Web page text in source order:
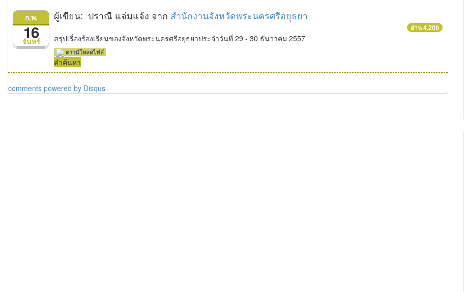
จันทร์
ก.พ.
16
ผู้เขียน: ปราณี แจ่มแจ้ง จาก สำนักงานจังหวัดพระนครศรีอยุธยา
อ่าน 4,200
สรุปเรื่องร้องเรียนของจังหวัดพระนครศรีอยุธยาประจำวันที่ 29 - 30 ธันวาคม 2557
ดาวน์โหลดไฟล์
คำค้นหา
comments powered by Disqus